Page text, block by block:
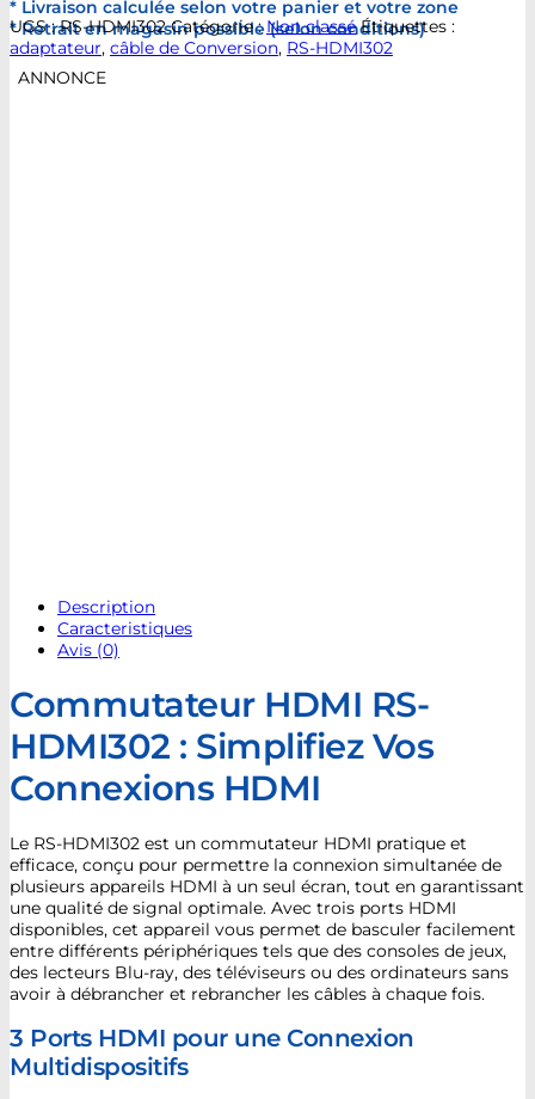
* Livraison calculée selon votre panier et votre zone
* Retrait en magasin possible (selon conditions)
UGS :RS-HDMI302 Catégorie :Non classé Étiquettes :
adaptateur, câble de Conversion, RS-HDMI302
ANNONCE
Description
Caracteristiques
Avis (0)
Commutateur HDMI RS-
HDMI302 : Simplifiez Vos
Connexions HDMI
Le RS-HDMI302 est un commutateur HDMI pratique et
efficace, conçu pour permettre la connexion simultanée de
plusieurs appareils HDMI à un seul écran, tout en garantissant
une qualité de signal optimale. Avec trois ports HDMI
disponibles, cet appareil vous permet de basculer facilement
entre différents périphériques tels que des consoles de jeux,
des lecteurs Blu-ray, des téléviseurs ou des ordinateurs sans
avoir à débrancher et rebrancher les câbles à chaque fois.
3 Ports HDMI pour une Connexion
Multidispositifs